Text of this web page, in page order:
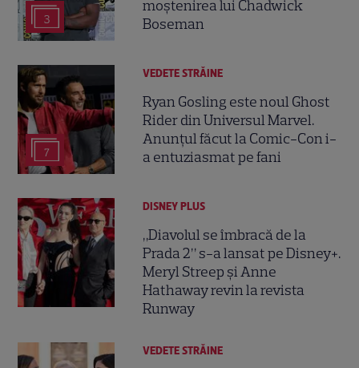
3
moștenirea lui Chadwick
Boseman
7
VEDETE STRĂINE
Ryan Gosling este noul Ghost
Rider din Universul Marvel.
Anunțul făcut la Comic-Con i-
a entuziasmat pe fani
DISNEY PLUS
„Diavolul se îmbracă de la
Prada 2” s-a lansat pe Disney+.
Meryl Streep și Anne
Hathaway revin la revista
Runway
VEDETE STRĂINE